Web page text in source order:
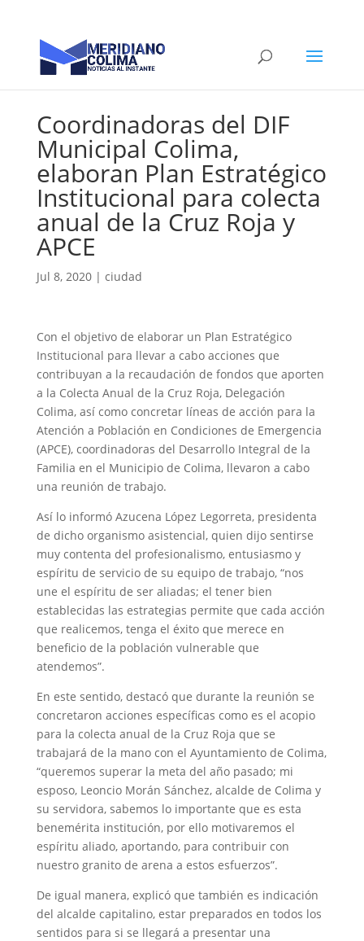
Coordinadoras del DIF
Municipal Colima,
elaboran Plan Estratégico
Institucional para colecta
anual de la Cruz Roja y
APCE
Jul 8, 2020| ciudad
Con el objetivo de elaborar un Plan Estratégico
Institucional para llevar a cabo acciones que
contribuyan a la recaudación de fondos que aporten
a la Colecta Anual de la Cruz Roja, Delegación
Colima, así como concretar líneas de acción para la
Atención a Población en Condiciones de Emergencia
(APCE), coordinadoras del Desarrollo Integral de la
Familia en el Municipio de Colima, llevaron a cabo
una reunión de trabajo.
Así lo informó Azucena López Legorreta, presidenta
de dicho organismo asistencial, quien dijo sentirse
muy contenta del profesionalismo, entusiasmo y
espíritu de servicio de su equipo de trabajo, “nos
une el espíritu de ser aliadas; el tener bien
establecidas las estrategias permite que cada acción
que realicemos, tenga el éxito que merece en
beneficio de la población vulnerable que
atendemos”.
En este sentido, destacó que durante la reunión se
concretaron acciones específicas como es el acopio
para la colecta anual de la Cruz Roja que se
trabajará de la mano con el Ayuntamiento de Colima,
“queremos superar la meta del año pasado; mi
esposo, Leoncio Morán Sánchez, alcalde de Colima y
su servidora, sabemos lo importante que es esta
benemérita institución, por ello motivaremos el
espíritu aliado, aportando, para contribuir con
nuestro granito de arena a estos esfuerzos”.
De igual manera, explicó que también es indicación
del alcalde capitalino, estar preparados en todos los
sentidos para si se llegará a presentar una